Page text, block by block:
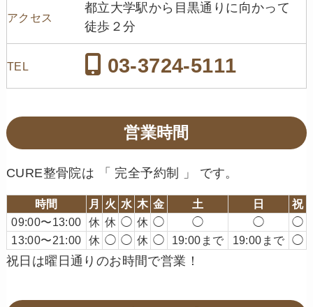
アクセス
都立大学駅から目黒通りに向かって
徒歩２分
TEL 03-3724-5111
営業時間
CURE整骨院は 「 完全予約制 」 です。
時間 月 火 水 木 金 土 日
祝
09:00〜13:00
休 休 ◯ 休 ◯ ◯ ◯
◯
13:00〜21:00
休 ◯ ◯ 休 ◯ 19:00まで 19:00まで ◯
祝日は曜日通りのお時間で営業！